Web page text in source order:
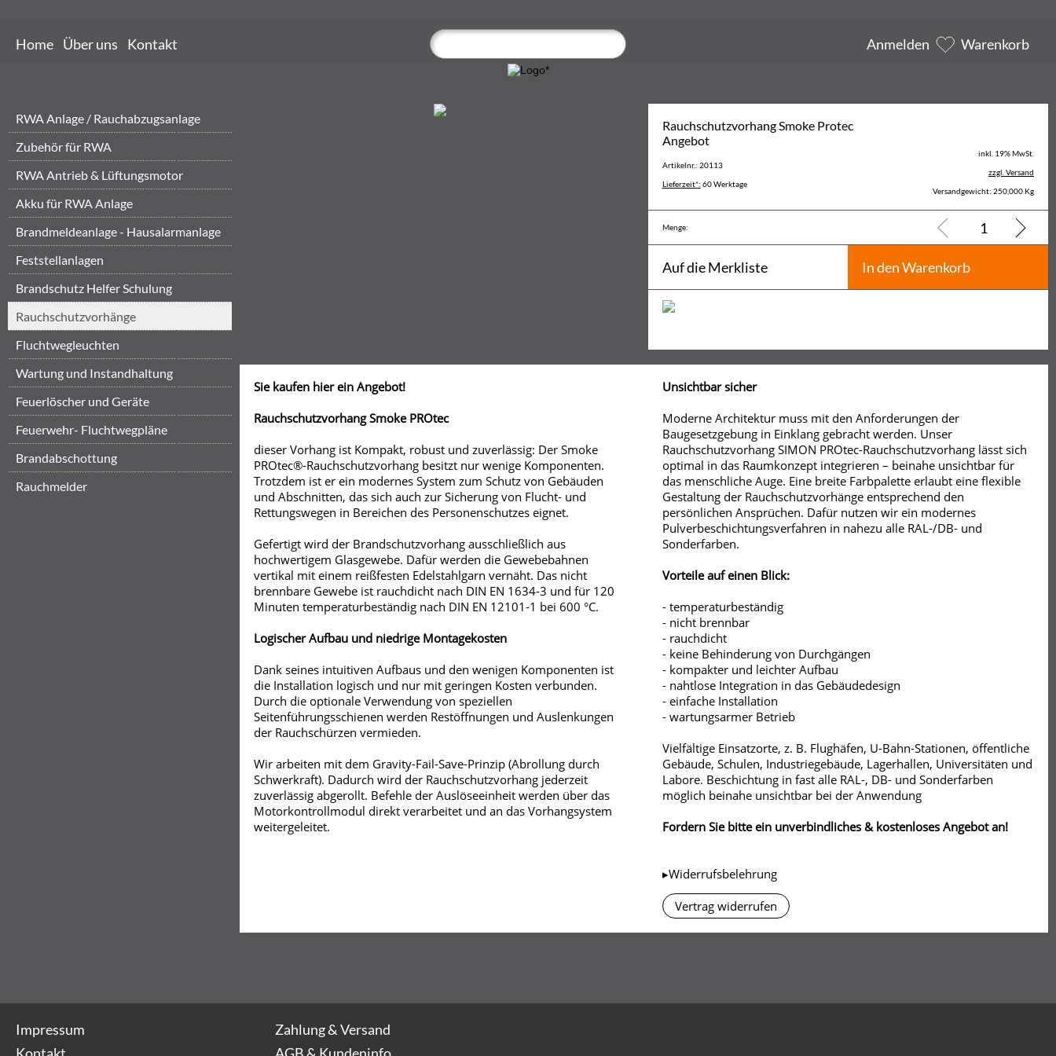
Home Über uns Kontakt Anmelden Warenkorb
RWA Anlage / Rauchabzugsanlage
Zubehör für RWA
RWA Antrieb & Lüftungsmotor
Akku für RWA Anlage
Brandmeldeanlage - Hausalarmanlage
Feststellanlagen
Brandschutz Helfer Schulung
Brandschut...
‎Rauchschutzvorhänge
Fluchtwegleuchten
Wartung und Instandhaltung
Feuerlöscher und Geräte
Feuerwehr- Fluchtwegpläne
Brandabschottung
Rauchmelder
Rauchschutzvorhang Smoke Protec
Angebot
Artikelnr.: 20113
Lieferzeit*: 60 Werktage
inkl. 19% MwSt.
zzgl. Versand
Versandgewicht: 250,000 Kg
Menge:
Auf die Merkliste In den Warenkorb
Sie kaufen hier ein Angebot!
Rauchschutzvorhang Smoke PROtec
dieser Vorhang ist Kompakt, robust und zuverlässig: Der Smoke
PROtec®-Rauchschutzvorhang besitzt nur wenige Komponenten.
Trotzdem ist er ein modernes System zum Schutz von Gebäuden
und Abschnitten, das sich auch zur Sicherung von Flucht- und
Rettungswegen in Bereichen des Personenschutzes eignet.
Gefertigt wird der Brandschutzvorhang ausschließlich aus
hochwertigem Glasgewebe. Dafür werden die Gewebebahnen
vertikal mit einem reißfesten Edelstahlgarn vernäht. Das nicht
brennbare Gewebe ist rauchdicht nach DIN EN 1634-3 und für 120
Minuten temperaturbeständig nach DIN EN 12101-1 bei 600 °C.
Logischer Aufbau und niedrige Montagekosten
Dank seines intuitiven Aufbaus und den wenigen Komponenten ist
die Installation logisch und nur mit geringen Kosten verbunden.
Durch die optionale Verwendung von speziellen
Seitenführungsschienen werden Restöffnungen und Auslenkungen
der Rauchschürzen vermieden.
Wir arbeiten mit dem Gravity-Fail-Save-Prinzip (Abrollung durch
Schwerkraft). Dadurch wird der Rauchschutzvorhang jederzeit
zuverlässig abgerollt. Befehle der Auslöseeinheit werden über das
Motorkontrollmodul direkt verarbeitet und an das Vorhangsystem
weitergeleitet.
Unsichtbar sicher
Moderne Architektur muss mit den Anforderungen der
Baugesetzgebung in Einklang gebracht werden. Unser
Rauchschutzvorhang SIMON PROtec-Rauchschutzvorhang lässt sich
optimal in das Raumkonzept integrieren – beinahe unsichtbar für
das menschliche Auge. Eine breite Farbpalette erlaubt eine flexible
Gestaltung der Rauchschutzvorhänge entsprechend den
persönlichen Ansprüchen. Dafür nutzen wir ein modernes
Pulverbeschichtungsverfahren in nahezu alle RAL-/DB- und
Sonderfarben.
Vorteile auf einen Blick:
- temperaturbeständig
- nicht brennbar
- rauchdicht
- keine Behinderung von Durchgängen
- kompakter und leichter Aufbau
- nahtlose Integration in das Gebäudedesign
- einfache Installation
- wartungsarmer Betrieb
Vielfältige Einsatzorte, z. B. Flughäfen, U-Bahn-Stationen, öffentliche
Gebäude, Schulen, Industriegebäude, Lagerhallen, Universitäten und
Labore. Beschichtung in fast alle RAL-, DB- und Sonderfarben
möglich beinahe unsichtbar bei der Anwendung
Fordern Sie bitte ein unverbindliches & kostenloses Angebot an!
▸Widerrufsbelehrung
Vertrag widerrufen
Impressum
Zahlung & Versand